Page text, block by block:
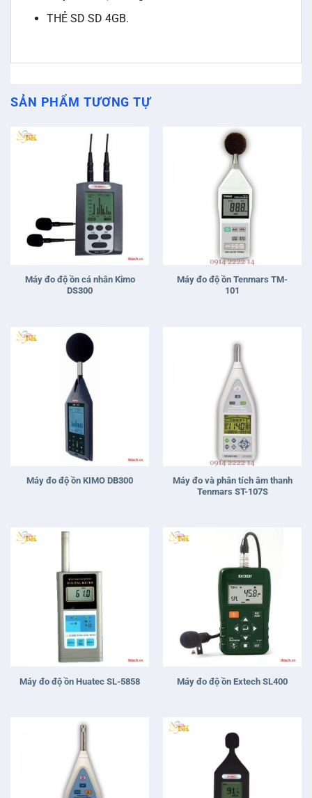
THẺ SD SD 4GB.
SẢN PHẨM TƯƠNG TỰ
Máy đo độ ồn cá nhân Kimo
DS300
Máy đo độ ồn Tenmars TM-
101
Máy đo độ ồn KIMO DB300
Máy đo và phân tích âm thanh
Tenmars ST-107S
Máy đo độ ồn Huatec SL-5858 Máy đo độ ồn Extech SL400